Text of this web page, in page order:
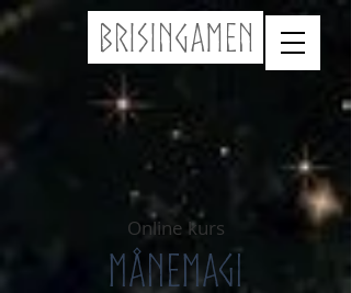
Brisingamen
Online kurs
Månemagi